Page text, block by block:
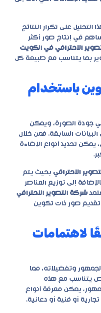
التحليل على تكرار النتائج
في إنتاج صور أكثر
الاحترافي في الكويت
بما يتناسب مع طبيعة كل
باستخدام
جودة الصورة، ويمكن
السابقة. فمن خلال
تحديد أنواع الإضاءة
الاحترافي بحيث يتم
إلى توزيع العناصر
شركة التصوير الاحترافي
تقديم صور ذات تكوين
لاهتمامات
وتفضيلاته، مما
يتناسب مع هذه
يمكن معرفة أنواع
أو فنية أو دعائية.